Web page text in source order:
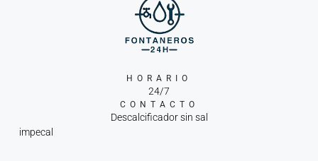
HORARIO
24/7
CONTACTO
Descalcificador sin sal
impecal